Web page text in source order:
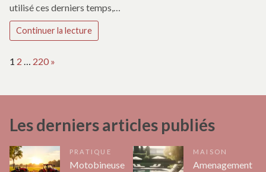
utilisé ces derniers temps,…
Continuer la lecture
Page:
1 2 … 220 Next
»
Les derniers articles publiés
PRATIQUE
Motobineuse
MAISON
Amenagement